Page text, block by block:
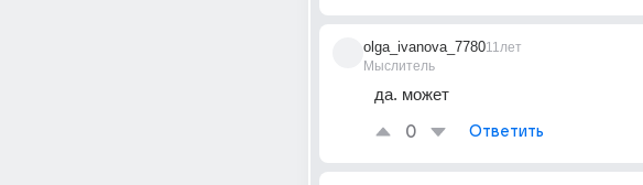
olga_ivanova_7780
Мыслитель
11лет
да. может
0 Ответить